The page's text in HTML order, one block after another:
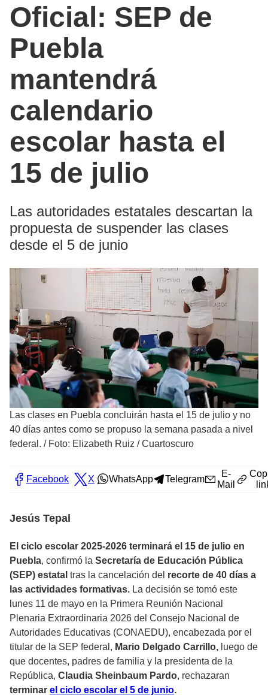
Oficial: SEP de
Puebla
mantendrá
calendario
escolar hasta el
15 de julio
Las autoridades estatales descartan la
propuesta de suspender las clases
desde el 5 de junio
Las clases en Puebla concluirán hasta el 15 de julio y no
40 días antes como se propuso la semana pasada a nivel
federal. / Foto: Elizabeth Ruiz / Cuartoscuro
Facebook X WhatsApp Telegram
E-
Mail
Jesús Tepal
El ciclo escolar 2025-2026 terminará el 15 de julio en
Puebla, confirmó la Secretaría de Educación Pública
(SEP) estatal tras la cancelación del recorte de 40 días a
las actividades formativas. La decisión se tomó este
lunes 11 de mayo en la Primera Reunión Nacional
Plenaria Extraordinaria 2026 del Consejo Nacional de
Autoridades Educativas (CONAEDU), encabezada por el
titular de la SEP federal, Mario Delgado Carrillo, luego de
que docentes, padres de familia y la presidenta de la
República, Claudia Sheinbaum Pardo, rechazaran
terminar el ciclo escolar el 5 de junio.